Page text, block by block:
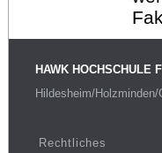
HAWK HOCHSCHULE
Hildesheim/Holzminden/
Rechtliches